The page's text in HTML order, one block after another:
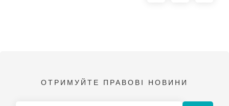
ОТРИМУЙТЕ ПРАВОВІ НОВИНИ